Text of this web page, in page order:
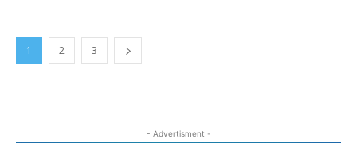
1 2 3
- Advertisment -